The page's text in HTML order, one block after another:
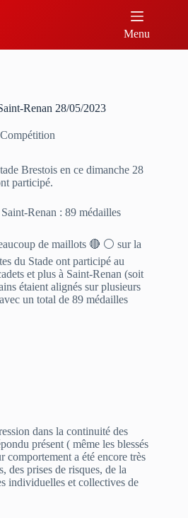
Menu
Renan 28/05/2023
Compétition
Brestois en ce dimanche 28
participé.
Renan : 89 médailles
de maillots 🔴 ⚪️ sur la
du Stade ont participé au
et plus à Saint-Renan (soit
étaient alignés sur plusieurs
un total de 89 médailles
dans la continuité des
présent ( même les blessés
comportement a été encore très
des prises de risques, de la
individuelles et collectives de